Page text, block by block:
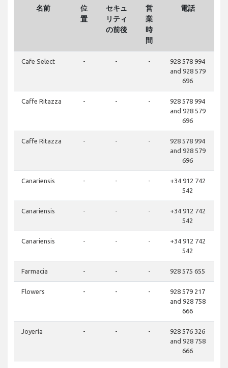
名前
位
置
セキュ
リティ
の前後
営
業
時
間
電話
Cafe Select - - -
928 578 994
and 928 579
696
Caffe Ritazza - - -
928 578 994
and 928 579
696
Caffe Ritazza - - -
928 578 994
and 928 579
696
Canariensis - - -
+34 912 742
542
Canariensis - - -
+34 912 742
542
Canariensis - - -
+34 912 742
542
Farmacia - - - 928 575 655
Flowers - - -
928 579 217
and 928 758
666
Joyería - - -
928 576 326
and 928 758
666